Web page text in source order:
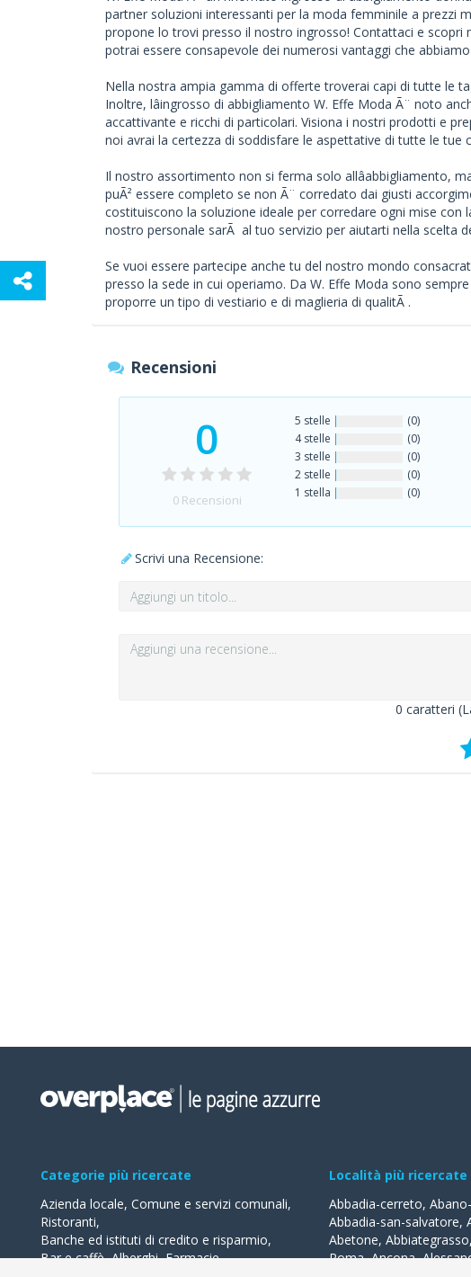
partner soluzioni interessanti per la moda femminile a prezzi
propone lo trovi presso il nostro ingrosso! Contattaci e scopri
potrai essere consapevole dei numerosi vantaggi che
Nella nostra ampia gamma di offerte troverai capi di tutte le
Inoltre, lâingrosso di abbigliamento W. Effe Moda Ã¨ noto
accattivante e ricchi di particolari. Visiona i nostri prodotti e
noi avrai la certezza di soddisfare le aspettative di tutte le tue
Il nostro assortimento non si ferma solo allâabbigliamento,
puÃ² essere completo se non Ã¨ corredato dai giusti
costituiscono la soluzione ideale per corredare ogni mise
nostro personale sarÃ al tuo servizio per aiutarti nella scelta
Se vuoi essere partecipe anche tu del nostro mondo
presso la sede in cui operiamo. Da W. Effe Moda sono
proporre un tipo di vestiario e di maglieria di qualitÃ .
Recensioni
0
0Recensioni
5 stelle
(0)
4 stelle
(0)
3 stelle
(0)
2 stelle
(0)
1 stella
(0)
Scrivi una Recensione:
0 caratteri
Categorie più ricercate
Azienda locale, Comune e servizi comunali,
Ristoranti,
Banche ed istituti di credito e risparmio,
Bar e caffè,Alberghi,Farmacie,
Località più ricercate
Abbadia-cerreto,
Abbadia-san-salvatore,
Abetone, Abbiategrasso,
Roma,Ancona,